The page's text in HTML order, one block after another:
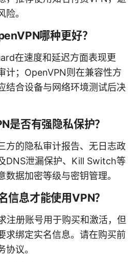
。
哪种更好？
在速度和延迟方面表现更
计；OpenVPN则在兼容性方
结合设备与网络环境测试后决
是否有强隐私保护？
方的隐私审计报告、无日志政
DNS泄漏保护、Kill Switch等
数据加密等级与密钥管理。
信息才能使用VPN？
注册账号用于购买和激活，但
求绑定实名信息。请在购买前
议。